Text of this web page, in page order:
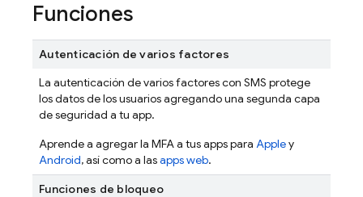
Funciones
Autenticación de varios factores
La autenticación de varios factores con SMS protege
los datos de los usuarios agregando una segunda capa
de seguridad a tu app.
Aprende a agregar la MFA a tus apps para Appley
Android, así como a lasapps web.
Funciones de bloqueo